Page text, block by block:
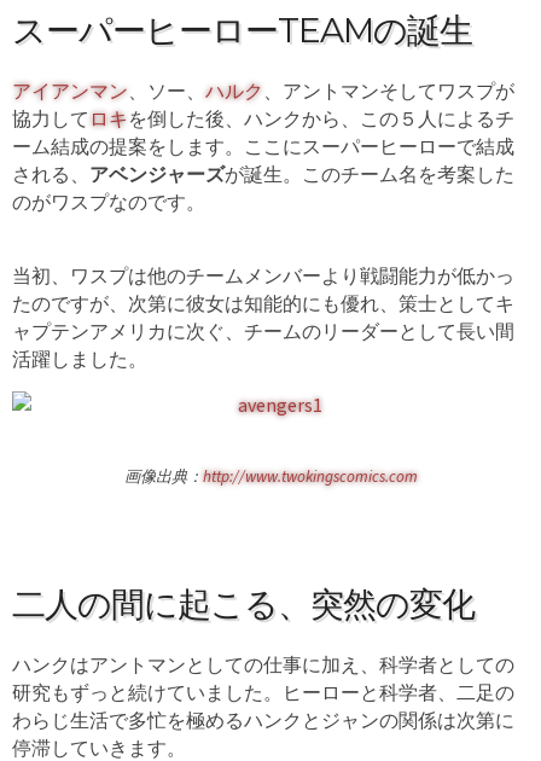
スーパーヒーローTEAMの誕生
アイアンマン、ソー、 ハルク 、アントマンそしてワスプが
協力してロキ を倒した後、ハンクから、この５人によるチ
ーム結成の提案をします。ここにスーパーヒーローで結成
される、 アベンジャーズが誕生。このチーム名を考案した
のがワスプなのです。
当初、ワスプは他のチームメンバーより戦闘能力が低かっ
たのですが、次第に彼女は知能的にも優れ、策士としてキ
ャプテンアメリカに次ぐ、チームのリーダーとして長い間
活躍しました。
画像出典： http://www.twokingscomics.com
二人の間に起こる、突然の変化
ハンクはアントマンとしての仕事に加え、科学者としての
研究もずっと続けていました。ヒーローと科学者、二足の
わらじ生活で多忙を極めるハンクとジャンの関係は次第に
停滞していきます。